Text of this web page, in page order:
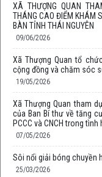
XÃ THƯỢNG QUAN
THÁNG CAO ĐIỂM KHÁM
BÀN TỈNH THÁI NGUYÊN
09/06/2026
Xã Thượng Quan tổ
cộng đồng và chăm sóc
19/05/2026
Xã Thượng Quan tham
của Ban Bí thư về tăng
PCCC và CNCH trong tình
07/05/2026
Sôi nổi giải bóng chuyền
25/03/2026